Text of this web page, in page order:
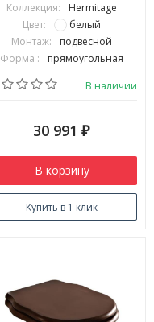
Коллекция:
Hermitage
Цвет:
белый
Монтаж:
подвесной
Форма :
прямоугольная
В наличии
30 991 ₽
В корзину
Купить в 1 клик